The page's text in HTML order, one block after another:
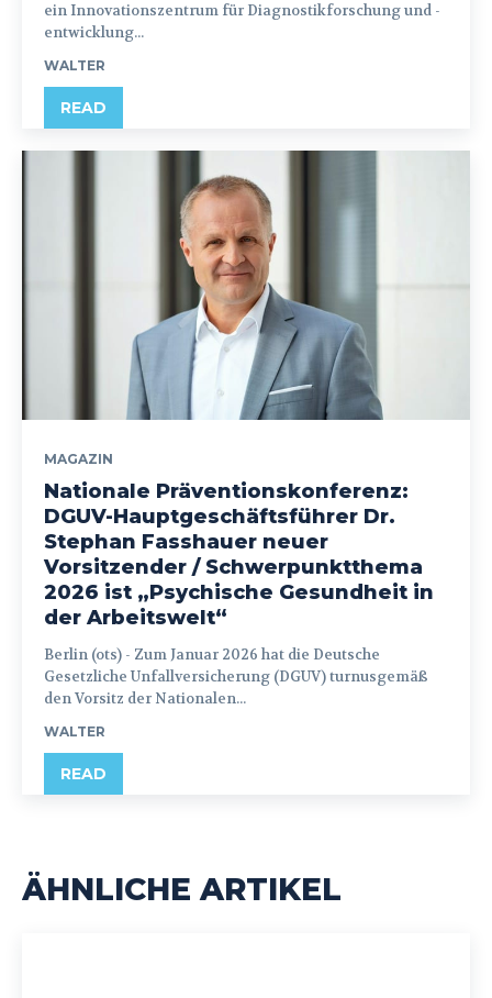
ein Innovationszentrum für Diagnostikforschung und -
entwicklung...
WALTER
READ
MAGAZIN
Nationale Präventionskonferenz:
DGUV-Hauptgeschäftsführer Dr.
Stephan Fasshauer neuer
Vorsitzender / Schwerpunktthema
2026 ist „Psychische Gesundheit in
der Arbeitswelt“
Berlin (ots) - Zum Januar 2026 hat die Deutsche
Gesetzliche Unfallversicherung (DGUV) turnusgemäß
den Vorsitz der Nationalen...
WALTER
READ
ÄHNLICHE ARTIKEL